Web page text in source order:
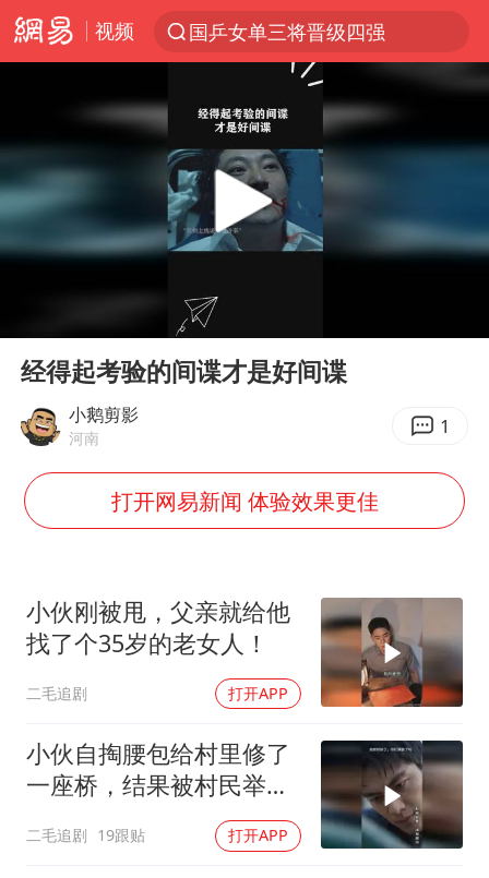
视频
国乒女单三将晋级四强
光影经济撬动暑期消费新蓝海
陈思诚零点晒照为佟丽娅庆生
郑丽文：台湾从来没有“独立”过
央视新主播李秋莹孙亚鹏亮相
几元成本的AI广告导致千万市值蒸发
老挝国会主席赛宋蓬逝世
茅台部分直营店飞天茅台提价
黄金牛市回来了吗
酒店花洒现排泄物住客索赔遭拒
36岁男演员成景区NPC后人气爆棚
新疆优化调整景区内自驾服务费
全民健身事业高质量发展
乐享全民健身 共筑健康中国
Play
经得起考验的间谍才是好间谍
小鹅剪影
河南 1
打开网易新闻 体验效果更佳
小伙刚被甩，父亲就给他
找了个35岁的老女人！
二毛追剧 打开APP
小伙自掏腰包给村里修了
一座桥，结果被村民举报
二毛追剧 19跟贴 打开APP